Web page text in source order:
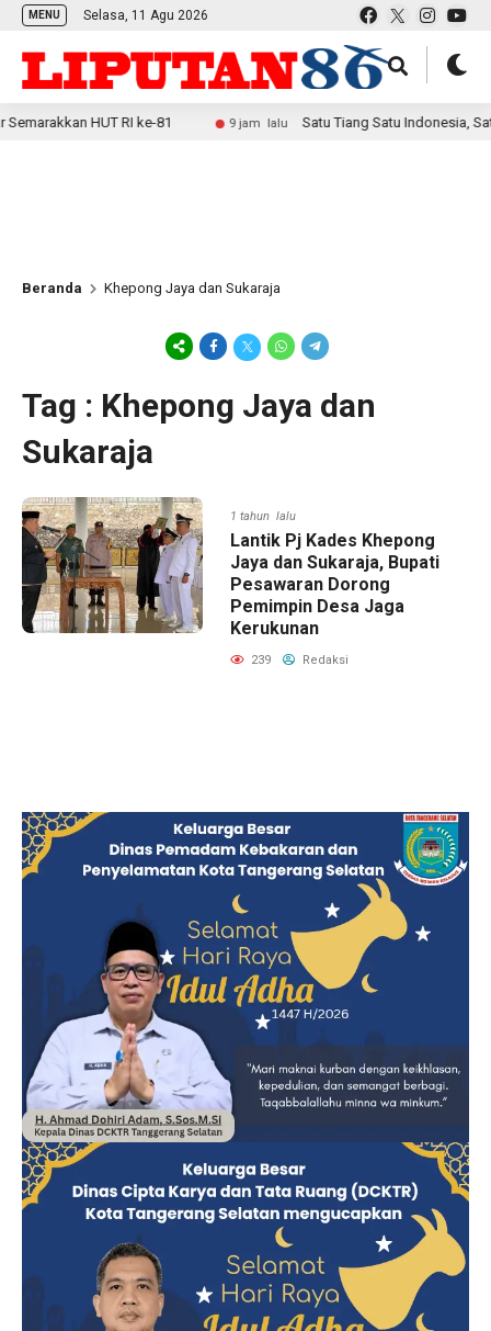
MENU Selasa, 11 Agu 2026
HUT RI ke-81 9 jam lalu Satu Tiang Satu Indonesia, Satgas
Beranda Khepong Jaya dan Sukaraja
Tag : Khepong Jaya dan
Sukaraja
1 tahun lalu
Lantik Pj Kades Khepong
Jaya dan Sukaraja, Bupati
Pesawaran Dorong
Pemimpin Desa Jaga
Kerukunan
239 Redaksi